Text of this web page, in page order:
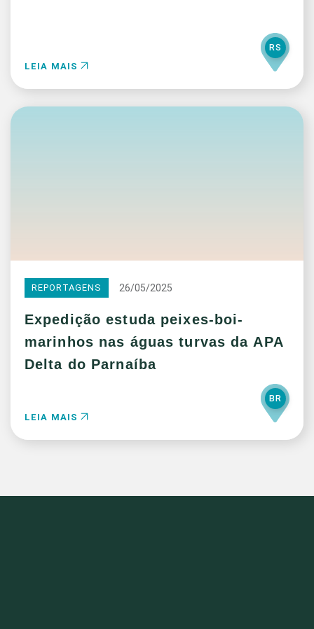
LEIA MAIS
RS
REPORTAGENS 26/05/2025
Expedição estuda peixes-boi-
marinhos nas águas turvas da APA
Delta do Parnaíba
LEIA MAIS
BR